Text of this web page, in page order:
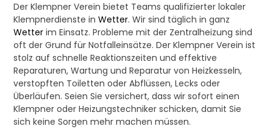
Der Klempner Verein bietet Teams qualifizierter lokaler
Klempnerdienste inWetter. Wir sind täglich in ganz
Wetterim Einsatz. Probleme mit der Zentralheizung sind
oft der Grund für Notfalleinsätze. Der Klempner Verein ist
stolz auf schnelle Reaktionszeiten und effektive
Reparaturen, Wartung und Reparatur von Heizkesseln,
verstopften Toiletten oder Abflüssen, Lecks oder
Überläufen. Seien Sie versichert, dass wir sofort einen
Klempner oder Heizungstechniker schicken, damit Sie
sich keine Sorgen mehr machen müssen.